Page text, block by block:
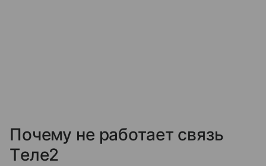
Почему не работает связь
Tеле2